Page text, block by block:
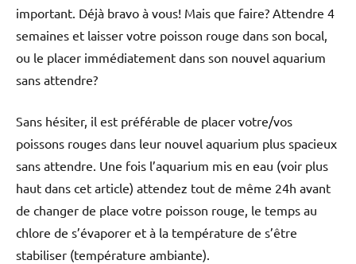
important. Déjà bravo à vous! Mais que faire? Attendre 4
semaines et laisser votre poisson rouge dans son bocal,
ou le placer immédiatement dans son nouvel aquarium
sans attendre?
Sans hésiter, il est préférable de placer votre/vos
poissons rouges dans leur nouvel aquarium plus spacieux
sans attendre. Une fois l’aquarium mis en eau (voir plus
haut dans cet article) attendez tout de même 24h avant
de changer de place votre poisson rouge, le temps au
chlore de s’évaporer et à la température de s’être
stabiliser (température ambiante).